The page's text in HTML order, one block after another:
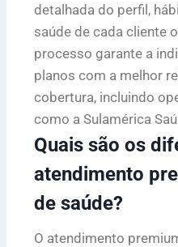
detalhada do perfil,
saúde de cada cliente
processo garante a
planos com a melhor
cobertura, incluindo
como a Sulamérica
Quais são os
atendimento
de saúde?
O atendimento